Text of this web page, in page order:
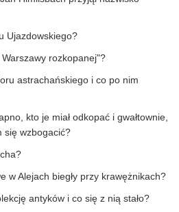
Ujazdowskiego?
rozkopanej"?
astrachańskiego i co po nim
kto je miał odkopać i gwałtownie,
się wzbogacić?
w Alejach biegły przy krawężnikach?
antyków i co się z nią stało?